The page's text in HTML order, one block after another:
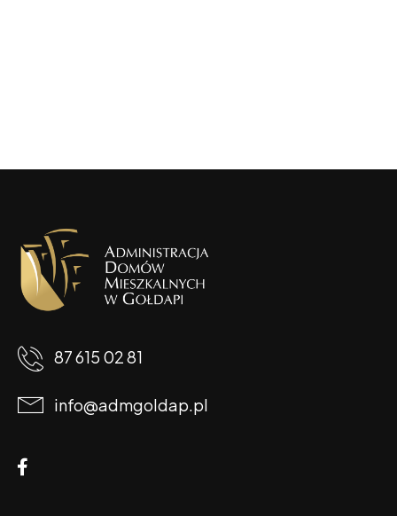
87 615 02 81
info@admgoldap.pl